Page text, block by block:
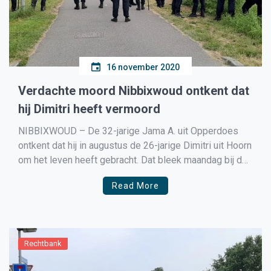
16 november 2020
Verdachte moord Nibbixwoud ontkent dat
hij Dimitri heeft vermoord
NIBBIXWOUD – De 32-jarige Jama A. uit Opperdoes
ontkent dat hij in augustus de 26-jarige Dimitri uit Hoorn
om het leven heeft gebracht. Dat bleek maandag bij de
rechtbank in Haarlem. Verdachte Jama A. zei dat Dimitri
een vriend van hem was. ,,Het slaat nergens op wat de
Read More
Rechtbank